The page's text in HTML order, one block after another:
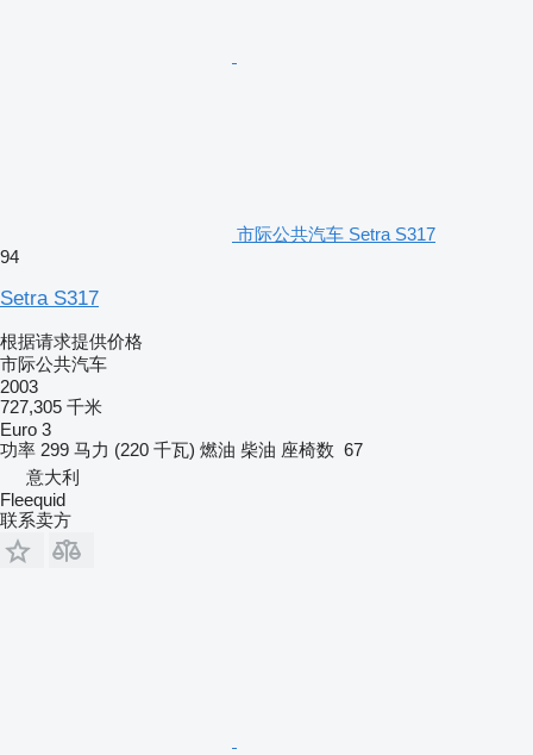
市际公共汽车 Setra S317
94
Setra S317
根据请求提供价格
市际公共汽车
2003
727,305 千米
Euro 3
功率 299 马力 (220 千瓦) 燃油 柴油 座椅数 67
意大利
Fleequid
联系卖方